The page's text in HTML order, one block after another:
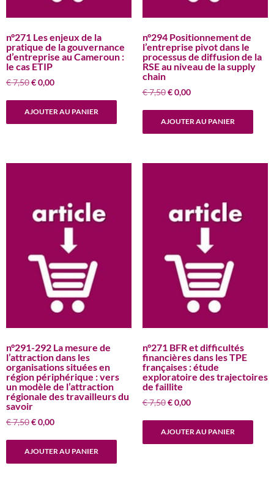
n°271 Les enjeux de la
pratique de la gouvernance
d’entreprise au Cameroun :
le cas ETIP
€7,50Le
€0,00Le
AJOUTER AU PANIER
n°294 Positionnement de
l’entreprise pivot dans le
processus de diffusion de la
RSE au niveau de la supply
chain
€7,50 Le
€0,00Le
AJOUTER AU PANIER
n°291-292 La mesure de
l’attraction dans les
organisations situées en
région périphérique : vers
un modèle de l’attraction
régionale des travailleurs du
savoir
€7,50Le
€0,00Le
AJOUTER AU PANIER
n°271 BFR et difficultés
financières dans les TPE
françaises : étude
exploratoire des trajectoires
de faillite
€7,50 Le
€0,00Le
AJOUTER AU PANIER